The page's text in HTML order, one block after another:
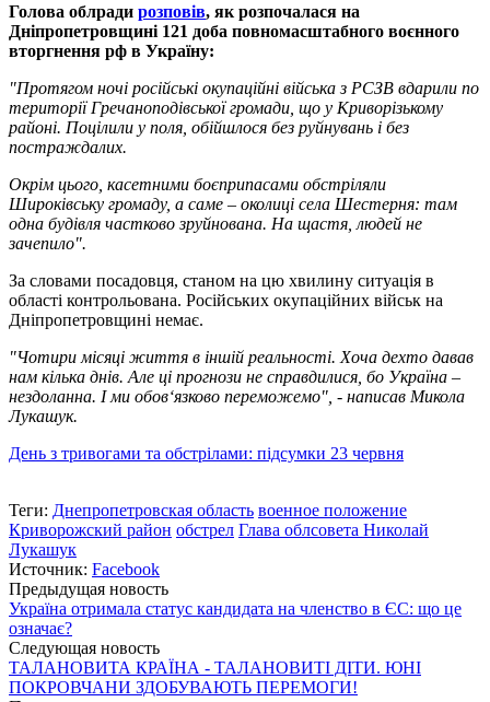
Голова облради розповів, як розпочалася на
Дніпропетровщині 121 доба повномасштабного воєнного
вторгнення рф в Україну:
"Протягом ночі російські окупаційні війська з РСЗВ вдарили по
території Гречаноподівської громади, що у Криворізькому
районі. Поцілили у поля, обійшлося без руйнувань і без
постраждалих.
Окрім цього, касетними боєприпасами обстріляли
Широківську громаду, а саме – околиці села Шестерня: там
одна будівля частково зруйнована. На щастя, людей не
зачепило".
За словами посадовця, станом на цю хвилину ситуація в
області контрольована. Російських окупаційних військ на
Дніпропетровщині немає.
"Чотири місяці життя в іншій реальності. Хоча дехто давав
нам кілька днів. Але ці прогнози не справдилися, бо Україна –
нездоланна. І ми обов‘язково переможемо", - написав Микола
Лукашук.
День з тривогами та обстрілами: підсумки 23 червня
Теги: Днепропетровская область военное положение
Криворожский район обстрел Глава облсовета Николай
Лукашук
Источник: Facebook
Предыдущая новость
Україна отримала статус кандидата на членство в ЄС: що це
означає?
Следующая новость
ТАЛАНОВИТА КРАЇНА - ТАЛАНОВИТІ ДІТИ. ЮНІ
ПОКРОВЧАНИ ЗДОБУВАЮТЬ ПЕРЕМОГИ!